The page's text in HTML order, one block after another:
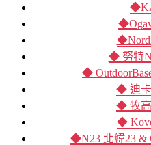
◆ 努特
◆
◆ 迪卡
◆ 牧高
◆
◆N23 北緯23 &